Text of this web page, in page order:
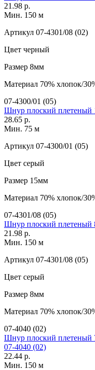
21.98 р.
Мин. 150 м
Артикул 07-4301/08 (02)
Цвет черный
Размер 8мм
Материал 70% хлопок/
07-4300/01 (05)
Шнур плоский плетеный
28.65 р.
Мин. 75 м
Артикул 07-4300/01 (05)
Цвет серый
Размер 15мм
Материал 70% хлопок/
07-4301/08 (05)
Шнур плоский плетеный
21.98 р.
Мин. 150 м
Артикул 07-4301/08 (05)
Цвет серый
Размер 8мм
Материал 70% хлопок/
07-4040 (02)
Шнур плоский плетеный
07-4040 (02)
22.44 р.
Мин. 150 м